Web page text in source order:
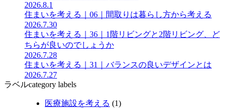
2026.8.1
住まいを考える｜06｜間取りは暮らし方から考える
2026.7.30
住まいを考える｜36｜1階リビングと2階リビング、ど
ちらが良いのでしょうか
2026.7.28
住まいを考える｜31｜バランスの良いデザインとは
2026.7.27
ラベルcategory labels
医療施設を考える (1)